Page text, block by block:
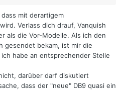
mit derartigem
Verlass dich drauf, Vanquish
als die Vor-Modelle. Als ich den
gesendet bekam, ist mir die
habe an entsprechender Stelle
darüber darf diskutiert
dass der "neue" DB9 quasi ein